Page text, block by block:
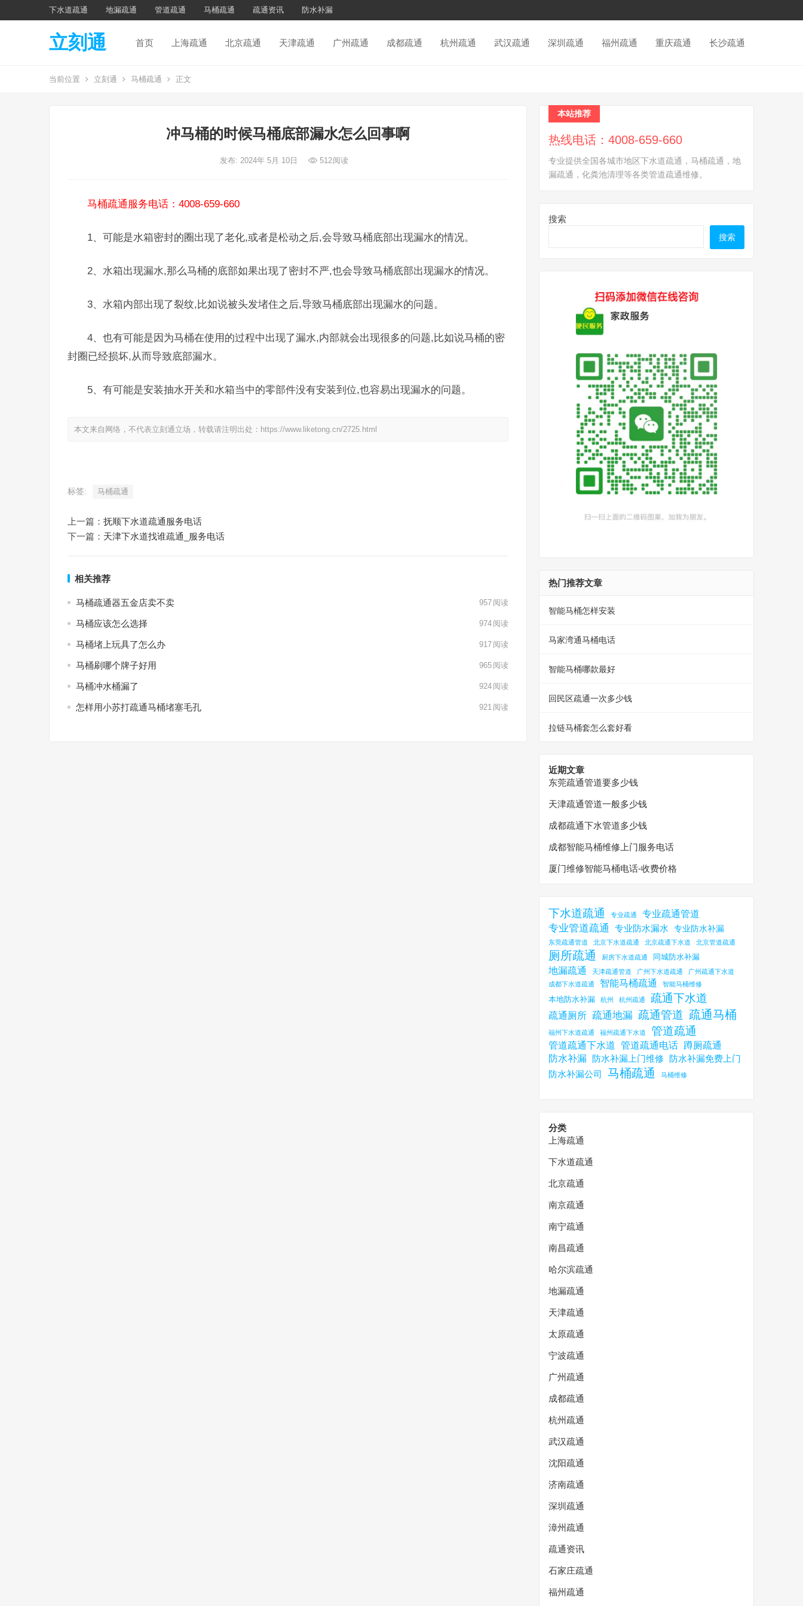
下水道疏通 地漏疏通 管道疏通 马桶疏通 疏通资讯 防水补漏
立刻通 首页 上海疏通 北京疏通 天津疏通 广州疏通 成都疏通 杭州疏通 武汉疏通 深圳疏通 福州疏通 重庆疏通 长沙疏通
当前位置 立刻通 马桶疏通 正文
冲马桶的时候马桶底部漏水怎么回事啊
发布: 2024年 5月 10日 512阅读
马桶疏通服务电话：4008-659-660
1、可能是水箱密封的圈出现了老化,或者是松动之后,会导致马桶底部出现漏水的情况。
2、水箱出现漏水,那么马桶的底部如果出现了密封不严,也会导致马桶底部出现漏水的情况。
3、水箱内部出现了裂纹,比如说被头发堵住之后,导致马桶底部出现漏水的问题。
4、也有可能是因为马桶在使用的过程中出现了漏水,内部就会出现很多的问题,比如说马桶的密
封圈已经损坏,从而导致底部漏水。
5、有可能是安装抽水开关和水箱当中的零部件没有安装到位,也容易出现漏水的问题。
本文来自网络，不代表立刻通立场，转载请注明出处：https://www.liketong.cn/2725.html
标签: 马桶疏通
上一篇： 抚顺下水道疏通服务电话
下一篇： 天津下水道找谁疏通_服务电话
相关推荐
马桶疏通器五金店卖不卖 957 阅读
马桶应该怎么选择 974 阅读
马桶堵上玩具了怎么办 917 阅读
马桶刷哪个牌子好用 965 阅读
马桶冲水桶漏了 924 阅读
怎样用小苏打疏通马桶堵塞毛孔 921 阅读
本站推荐
热线电话：4008-659-660
专业提供全国各城市地区下水道疏通，马桶疏通，地
漏疏通，化粪池清理等各类管道疏通维修。
搜索
搜索
热门推荐文章
智能马桶怎样安装
马家湾通马桶电话
智能马桶哪款最好
回民区疏通一次多少钱
拉链马桶套怎么套好看
近期文章
东莞疏通管道要多少钱
天津疏通管道一般多少钱
成都疏通下水管道多少钱
成都智能马桶维修上门服务电话
厦门维修智能马桶电话-收费价格
下水道疏通 专业疏通 专业疏通管道
专业管道疏通 专业防水漏水 专业防水补漏
东莞疏通管道 北京下水道疏通 北京疏通下水道 北京管道疏通
厕所疏通 厨房下水道疏通 同城防水补漏
地漏疏通 天津疏通管道 广州下水道疏通
广州疏通下水道
成都下水道疏通
智能马桶疏通 智能马桶维修
本地防水补漏 杭州 杭州疏通 疏通下水道
疏通厕所 疏通地漏 疏通管道 疏通马桶
福州下水道疏通 福州疏通下水道 管道疏通
管道疏通下水道 管道疏通电话 蹲厕疏通
防水补漏 防水补漏上门维修
防水补漏免费上门
防水补漏公司
马桶疏通 马桶维修
分类
上海疏通
下水道疏通
北京疏通
南京疏通
南宁疏通
南昌疏通
哈尔滨疏通
地漏疏通
天津疏通
太原疏通
宁波疏通
广州疏通
成都疏通
杭州疏通
武汉疏通
沈阳疏通
济南疏通
深圳疏通
漳州疏通
疏通资讯
石家庄疏通
福州疏通